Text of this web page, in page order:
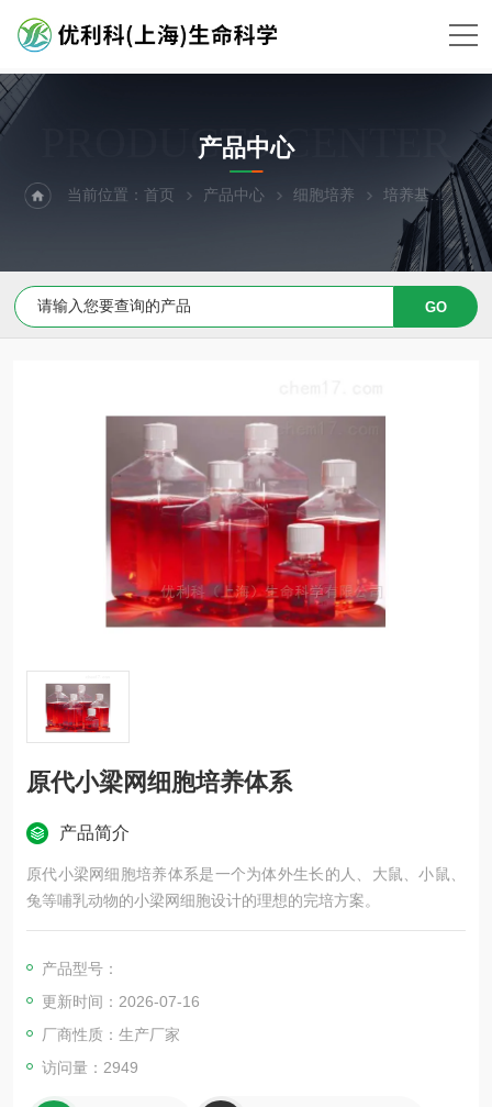
PRODUCTS CENTER
产品中心
当前位置：首页 产品中心 细胞培养 培养基 原
原代小梁网细胞培养体系
产品简介
原代小梁网细胞培养体系是一个为体外生长的人、大鼠、小鼠、
兔等哺乳动物的小梁网细胞设计的理想的完培方案。
产品型号：
更新时间：2026-07-16
厂商性质：生产厂家
访问量：2949